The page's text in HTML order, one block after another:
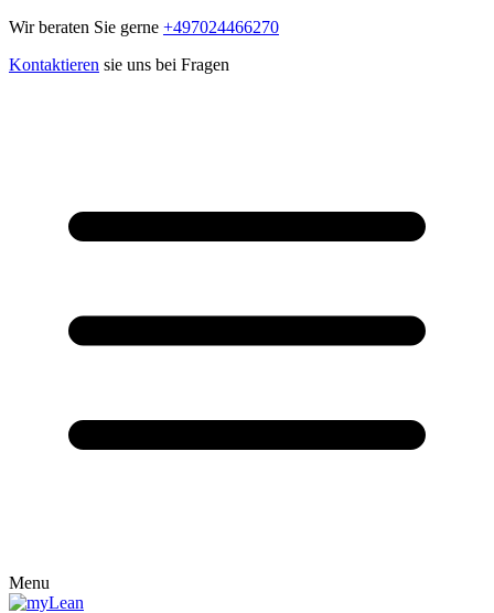
Wir beraten Sie gerne +497024466270
Kontaktieren sie uns bei Fragen
Menu